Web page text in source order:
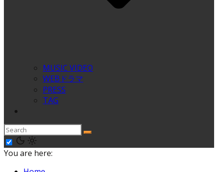
MUSIC VIDEO
WEBドラマ
PRESS
TAG
You are here: